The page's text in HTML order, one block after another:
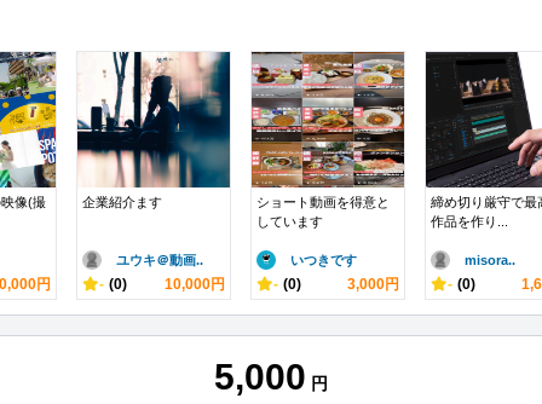
像(撮
円
企業紹介ます
ユウキ＠動画..
- (0) 10,000円
ショート動画を得意と
しています
いつきです
- (0) 3,000円
締め切り厳守で最
作品を作り...
misora..
- (0)
5,000 円